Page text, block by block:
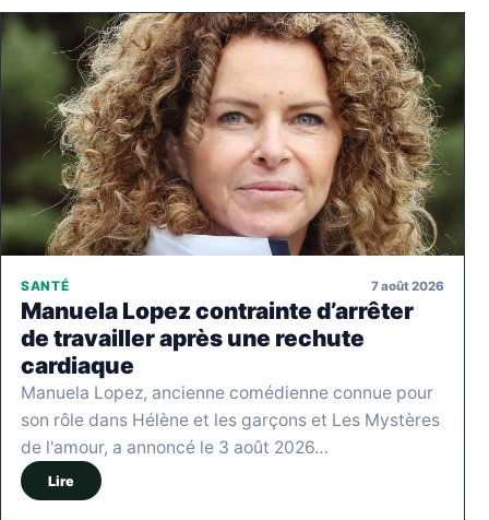
SANTÉ 7 août 2026
Manuela Lopez contrainte d’arrêter
de travailler après une rechute
cardiaque
Manuela Lopez, ancienne comédienne connue pour
son rôle dans Hélène et les garçons et Les Mystères
de l'amour, a annoncé le 3 août 2026…
Lire